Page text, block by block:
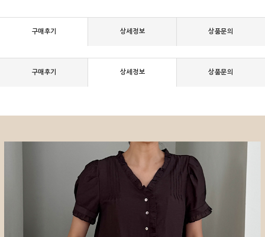
구매후기 상세정보 상품문의
구매후기 상세정보 상품문의